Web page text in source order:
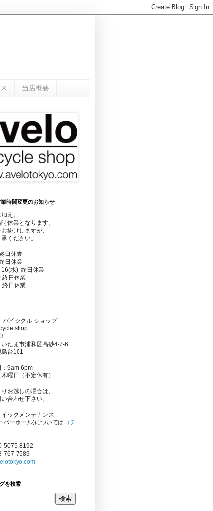
当店概要
時間変更のお知らせ
え、
休業となります。
掛けしますが、
ください。
日休業
日休業
水): 終日休業
終日休業
終日休業
バイシクル ショップ
shop
たま市浦和区高砂4-7-6
島台101
：9am-6pm
曜日（不定休有）
お越しの場合は、
合わせ下さい。
イックメンテナンス
バーホール)については コチ
5075-8192
767-7589
を検索